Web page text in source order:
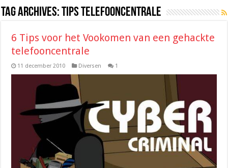
Tag Archives:tips telefooncentrale
6 Tips voor het Vookomen van een gehackte
telefooncentrale
11 december 2010 Diversen 1